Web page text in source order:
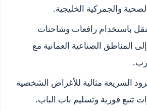
الصحية والجمركية الخليجية.
باستخدام رافعات وشاحنات
المناطق الصناعية العمانية مع
السريعة مثالية للأغراض الشخصية
تتبع فورية وتسليم باب الباب.